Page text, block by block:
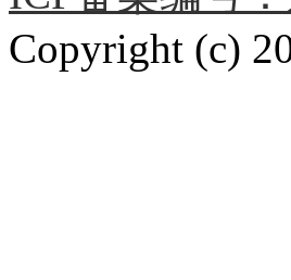
Copyright (c)